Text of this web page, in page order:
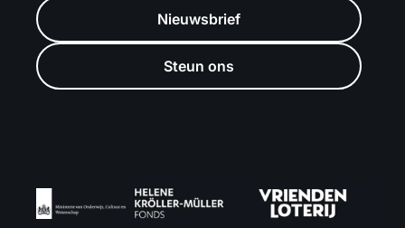
Nieuwsbrief
Steun ons